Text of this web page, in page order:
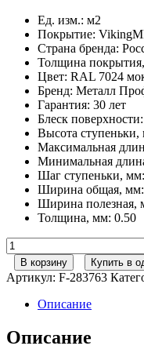
Ед. изм.: м2
Покрытие:
Страна бренда:
Толщина
Цвет: RAL 7024
Бренд: Металл
Гарантия: 30 лет
Блеск поверхности:
Высота
Максимальная
Минимальная
Шаг ступеньки, мм:
Ширина общая, мм:
Ширина полезная,
Толщина, мм: 0.50
Количество
товара
Металл
Профиль
черепица
Монтерроса-
X
В корзину Купить в
Артикул: F-283763
Описание
Описание